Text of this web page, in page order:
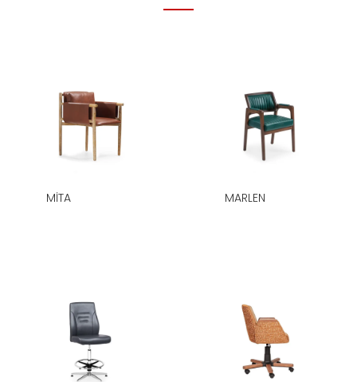
MITA MARLEN